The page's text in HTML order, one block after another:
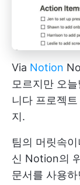
Via Notion
모르지만 오
니다 프로젝
지.
팀의 머릿속
신 Notion의
문서를 사용